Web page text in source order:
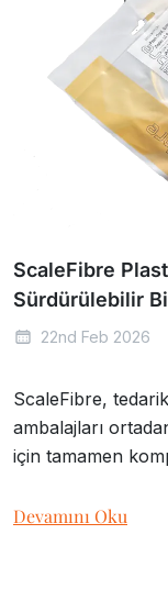
ScaleFibre
Sürdürülebilir
22nd Feb 2026
ScaleFibre,
ambalajları
için tamamen
Devamını Oku